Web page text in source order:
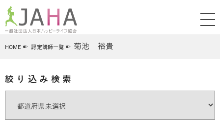
HOME 認定講師一覧 菊池 裕貴
絞り込み検索